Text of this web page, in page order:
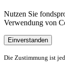
Nutzen Sie
Verwendung von
Einverstanden
Die Zustimmung ist